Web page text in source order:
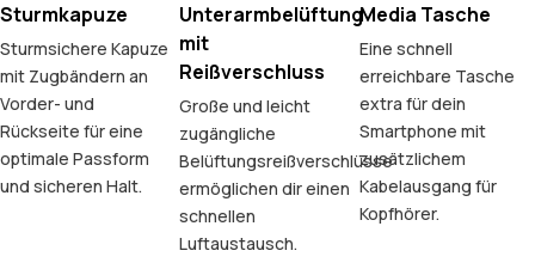
Sturmkapuze
Sturmsichere Kapuze
mit Zugbändern an
Vorder- und
Rückseite für eine
optimale Passform
und sicheren Halt.
Unterarmbelüftung
mit
Reißverschluss
Große und leicht
zugängliche
Belüftungsreißverschlüsse
ermöglichen dir einen
schnellen
Luftaustausch.
Media Tasche
Eine schnell
erreichbare Tasche
extra für dein
Smartphone mit
zusätzlichem
Kabelausgang für
Kopfhörer.